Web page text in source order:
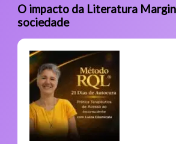
O impacto da Literatura
sociedade